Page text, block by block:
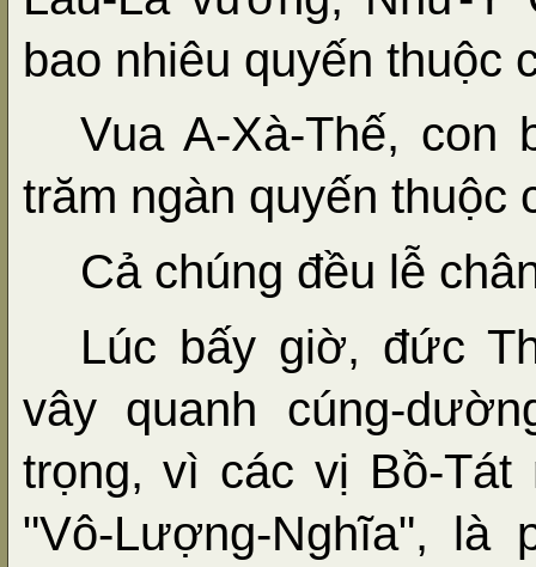
bao nhiêu quyến thuộc
Vua A-Xà-Thế, con
trăm ngàn quyến thuộc
Cả chúng đều lễ
Lúc bấy giờ, đức
vây quanh cúng-
trọng, vì các vị Bồ-
"Vô-Lượng-Nghĩa", là